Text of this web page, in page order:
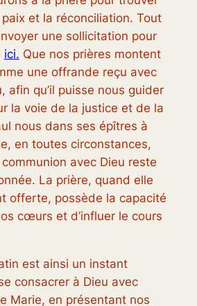
et la réconciliation. Tout
une sollicitation pour
ici. Que nos prières montent
une offrande reçu avec
afin qu’il puisse nous guider
la voie de la justice et de la
nous dans ses épîtres à
en toutes circonstances,
avec Dieu reste
La prière, quand elle
offerte, possède la capacité
cœurs et d’influer le cours
est ainsi un instant
consacrer à Dieu avec
Marie, en présentant nos